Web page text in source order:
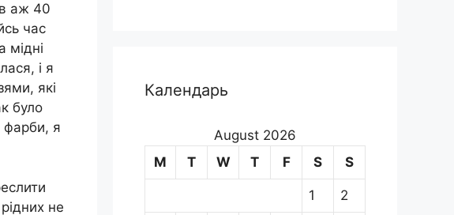
аж 40
час
мідні
і я
які
було
фарби, я
не
Календарь
August 2026
M
T W T F S S
1 2